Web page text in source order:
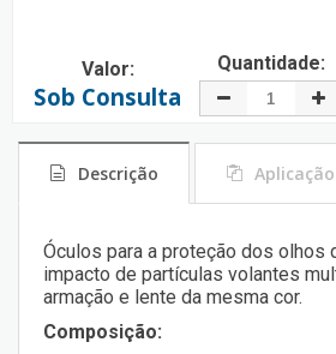
Valor:
Sob Consulta
Quantidade:
Descrição Aplicação
Óculos para a proteção dos olhos
impacto de partículas volantes
armação e lente da mesma cor.
Composição: